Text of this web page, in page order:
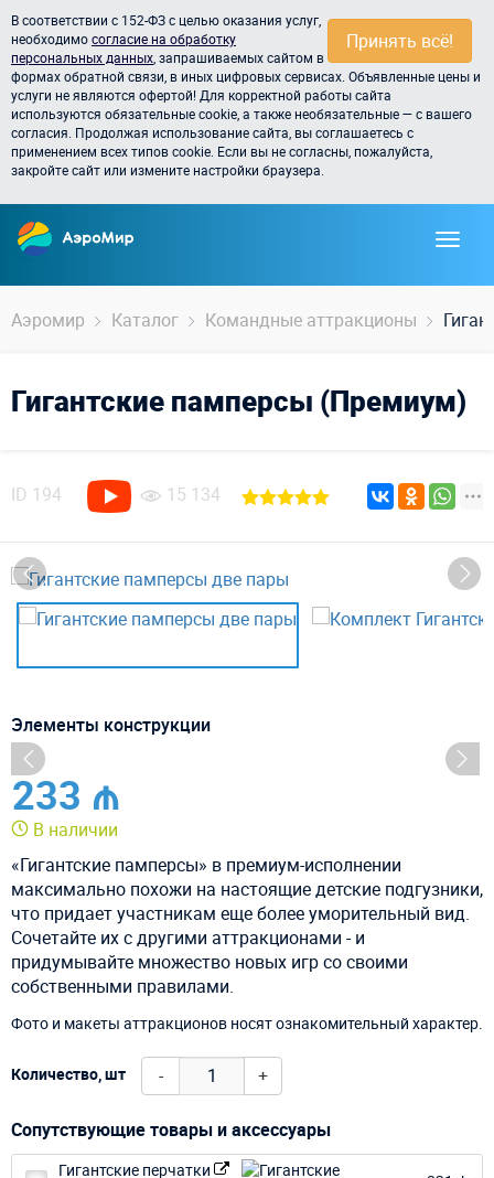
Принять всё!
В соответствии с 152-ФЗ с целью оказания услуг,
необходимосогласие на обработку
персональных данных , запрашиваемых сайтом в
формах обратной связи, в иных цифровых сервисах. Объявленные цены и
услуги не являются офертой! Для корректной работы сайта
используются обязательные cookie, а также необязательные — с вашего
согласия. Продолжая использование сайта, вы соглашаетесь с
применением всех типов cookie. Если вы не согласны, пожалуйста,
закройте сайт или измените настройки браузера.
Аэромир Каталог Командные аттракционы
Гигантские памперсы (Премиум)
ID 194 15 134
Элементы конструкции
233 ₼
В наличии
«Гигантские памперсы» в премиум-исполнении
максимально похожи на настоящие детские подгузники,
что придает участникам еще более уморительный вид.
Сочетайте их с другими аттракционами - и
придумывайте множество новых игр со своими
собственными правилами.
Фото и макеты аттракционов носят ознакомительный характер.
Количество, шт - +
Сопутствующие товары и аксессуары
Гигантские перчатки